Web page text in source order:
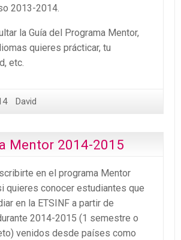
2013-2014.
la Guía del Programa Mentor,
quieres prácticar, tu
etc.
David
Mentor 2014-2015
en el programa Mentor
quieres conocer estudiantes que
en la ETSINF a partir de
2014-2015 (1 semestre o
venidos desde países como